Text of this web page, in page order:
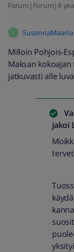
Forum|Forum|4
S SusannaMaaria
Milloin Pohjois-
Maksan
jatkuvasti alle
jakoi